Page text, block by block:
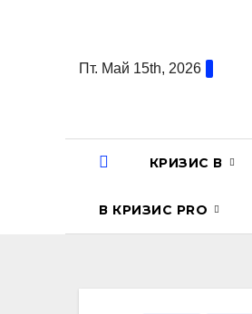
содержаниюПт. Май 15th, 2026
КРИЗИС В
В КРИЗИС PRO